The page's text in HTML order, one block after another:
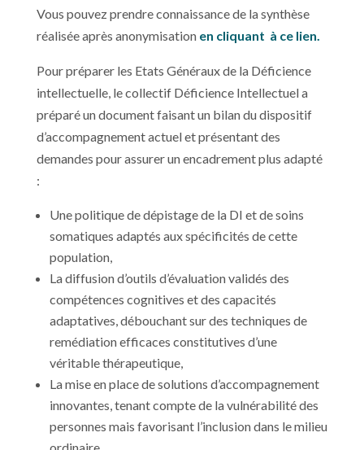
Vous pouvez prendre connaissance de la synthèse
réalisée après anonymisation en cliquant à ce lien.
Pour préparer les Etats Généraux de la Déficience
intellectuelle, le collectif Déficience Intellectuel a
préparé un document faisant un bilan du dispositif
d’accompagnement actuel et présentant des
demandes pour assurer un encadrement plus adapté
:
Une politique de dépistage de la DI et de soins
somatiques adaptés aux spécificités de cette
population,
La diffusion d’outils d’évaluation validés des
compétences cognitives et des capacités
adaptatives, débouchant sur des techniques de
remédiation efficaces constitutives d’une
véritable thérapeutique,
La mise en place de solutions d’accompagnement
innovantes, tenant compte de la vulnérabilité des
personnes mais favorisant l’inclusion dans le milieu